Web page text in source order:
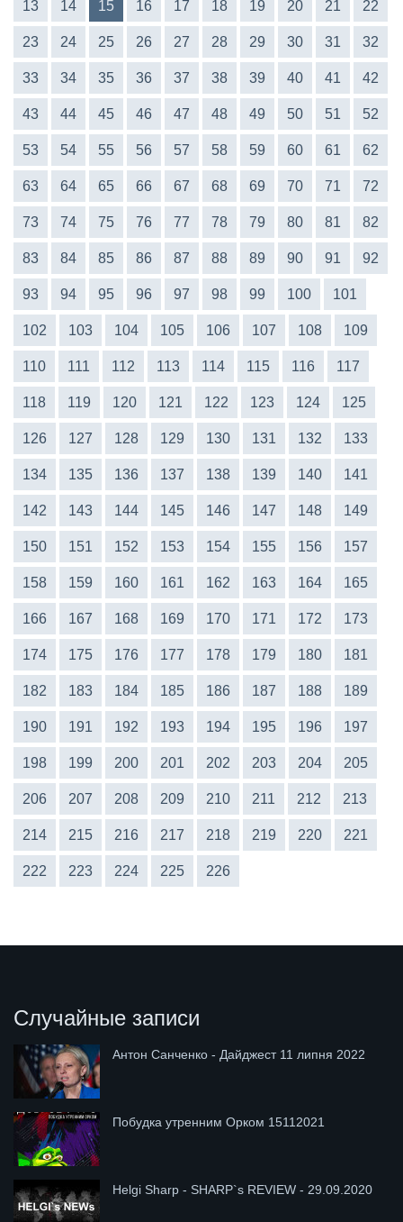
13 14 15 16 17 18 19 20 21 22
23 24 25 26 27 28 29 30 31 32
33 34 35 36 37 38 39 40 41 42
43 44 45 46 47 48 49 50 51 52
53 54 55 56 57 58 59 60 61 62
63 64 65 66 67 68 69 70 71 72
73 74 75 76 77 78 79 80 81 82
83 84 85 86 87 88 89 90 91 92
93 94 95 96 97 98 99 100 101
102 103 104 105 106 107 108 109
110 111 112 113 114 115 116 117
118 119 120 121 122 123 124 125
126 127 128 129 130 131 132 133
134 135 136 137 138 139 140 141
142 143 144 145 146 147 148 149
150 151 152 153 154 155 156 157
158 159 160 161 162 163 164 165
166 167 168 169 170 171 172 173
174 175 176 177 178 179 180 181
182 183 184 185 186 187 188 189
190 191 192 193 194 195 196 197
198 199 200 201 202 203 204 205
206 207 208 209 210 211 212 213
214 215 216 217 218 219 220 221
222 223 224 225 226
Случайные записи
Антон Санченко - Дайджест 11 липня 2022
Побудка утренним Орком 15112021
Helgi Sharp - SHARP`s REVIEW - 29.09.2020